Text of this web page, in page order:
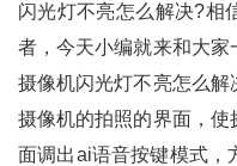
闪光灯不亮怎么解决?相
者，今天小编就来和大
摄像机闪光灯不亮怎么
摄像机的拍照的界面，
面调出ai语音按键模式，